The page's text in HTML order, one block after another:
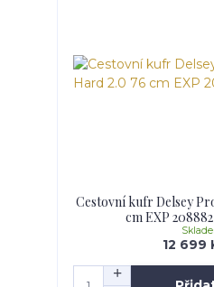
Cestovní kufr Delsey
cm EXP
12 699